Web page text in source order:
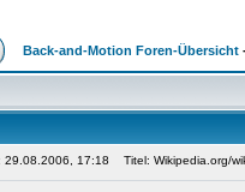
Back-and-Motion Foren-Übersicht
29.08.2006, 17:18 Titel: Wikipedia.org/